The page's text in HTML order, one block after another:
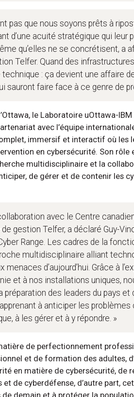
pas que nous soyons prêts à
d’une acuité stratégique qui leur
qu’elles ne se concrétisent, a
Telfer. Quand des
: ça devient une affaire
sauront faire face à ce genre de
le Laboratoire uOttawa-IBM
avec l’équipe
immersif et interactif où les
en cybersécurité. Son rôle
multidisciplinaire et la
de gérer et de contenir les
avec le Centre
gestion Telfer, a déclaré Guy-
Range. Les cadres de la
multidisciplinaire alliant
d’aujourd’hui. Grâce à
et à nos installations uniques,
des leaders du pays et
à anticiper les
à les gérer et à y répondre. »
de perfectionnement
et de formation des adultes,
en matière de cybersécurité, de
de cyberdéfense, d’autre part,
demain et à protéger la